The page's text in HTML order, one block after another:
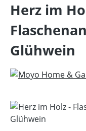
Herz im
Glühwein
Bildergalerie